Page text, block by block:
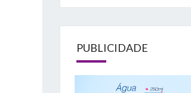
PUBLICIDADE